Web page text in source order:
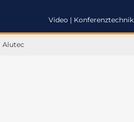
Video | Konferenztechnik
Alutec